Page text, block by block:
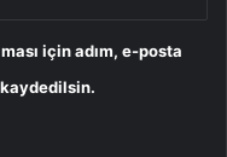
için adım, e-posta